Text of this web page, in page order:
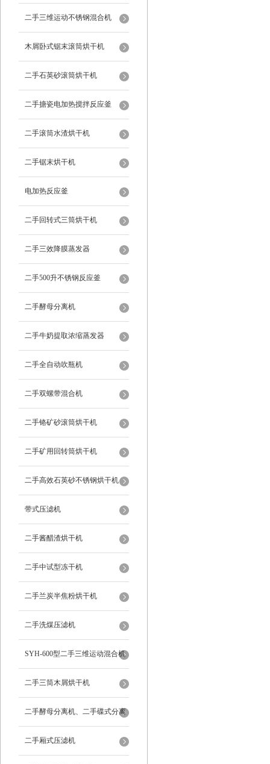
二手三维运动不锈钢混合机
木屑卧式锯末滚筒烘干机
二手石英砂滚筒烘干机
二手搪瓷电加热搅拌反应釜
二手滚筒水渣烘干机
二手锯末烘干机
电加热反应釜
二手回转式三筒烘干机
二手三效降膜蒸发器
二手500升不锈钢反应釜
二手酵母分离机
二手牛奶提取浓缩蒸发器
二手全自动吹瓶机
二手双螺带混合机
二手铬矿砂滚筒烘干机
二手矿用回转筒烘干机
二手高效石英砂不锈钢烘干机
带式压滤机
二手酱醋渣烘干机
二手中试型冻干机
二手兰炭半焦粉烘干机
二手洗煤压滤机
SYH-600型二手三维运动混合机
二手三筒木屑烘干机
二手酵母分离机、二手碟式分离
机
二手厢式压滤机